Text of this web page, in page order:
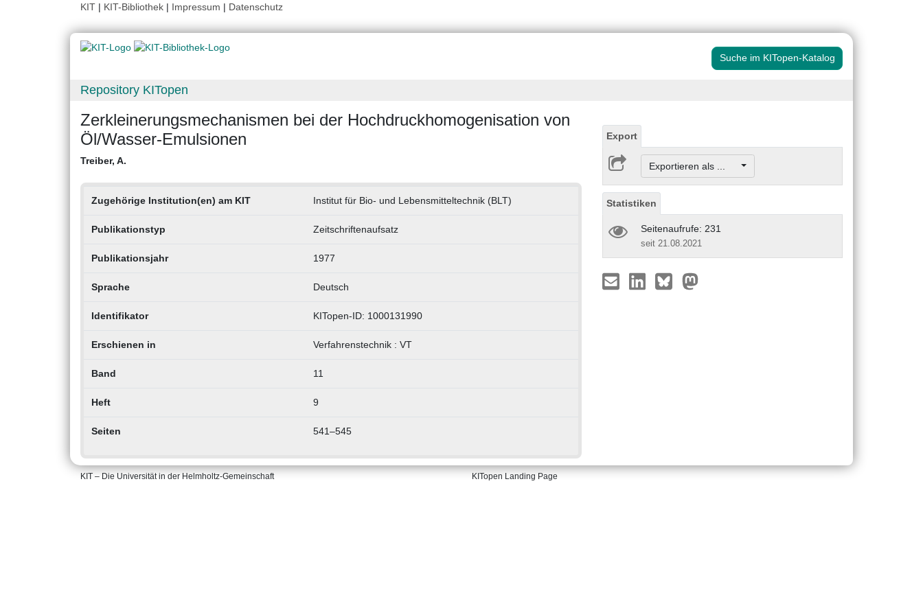
KIT | KIT-Bibliothek | Impressum | Datenschutz
Suche im KITopen-Katalog
Repository KITopen
Zerkleinerungsmechanismen bei der Hochdruckhomogenisation von
Öl/Wasser-Emulsionen
Treiber, A.
Zugehörige Institution(en) am KIT Institut für Bio- und Lebensmitteltechnik (BLT)
Publikationstyp Zeitschriftenaufsatz
Publikationsjahr 1977
Sprache Deutsch
Identifikator KITopen-ID: 1000131990
Erschienen in Verfahrenstechnik : VT
Band 11
Heft 9
Seiten 541–545
Export
Exportieren als ...
Statistiken
Seitenaufrufe: 231
seit 21.08.2021
KIT – Die Universität in der Helmholtz-Gemeinschaft KITopen Landing Page